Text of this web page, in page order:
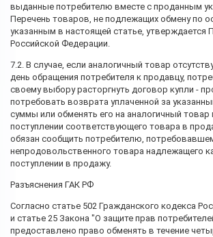
выданные потребителю вместе с проданным
Перечень товаров, не подлежащих обмену по
указанным в настоящей статье, утверждается
Российской Федерации.
7.2. В случае, если аналогичный товар
день обращения потребителя к продавцу,
своему выбору расторгнуть договор купли -
потребовать возврата уплаченной за
суммы или обменять его на аналогичный товар
поступлении соответствующего товара в
обязан сообщить потребителю,
непродовольственного товара надлежащего
поступлении в продажу.
Разъяснения ГАК РФ
Согласно статье 502 Гражданского кодекса
и статье 25 Закона "О защите прав
предоставлено право обменять в течение